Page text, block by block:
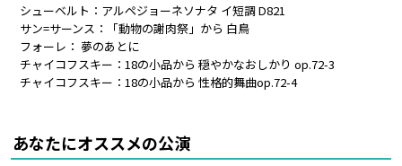
シューベルト：アルペジョーネソナタ イ短調 D821
サン=サーンス：「動物の謝肉祭」から 白鳥
フォーレ： 夢のあとに
チャイコフスキー：18の小品から 穏やかなおしかり op.72-3
チャイコフスキー：18の小品から 性格的舞曲op.72-4
あなたにオススメの公演